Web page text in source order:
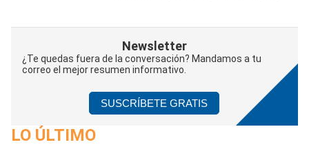
Newsletter
¿Te quedas fuera de la conversación? Mandamos a tu
correo el mejor resumen informativo.
SUSCRÍBETE GRATIS
LO ÚLTIMO